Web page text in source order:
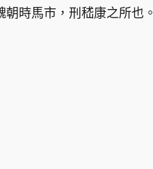
時馬市，刑嵇康之所也。